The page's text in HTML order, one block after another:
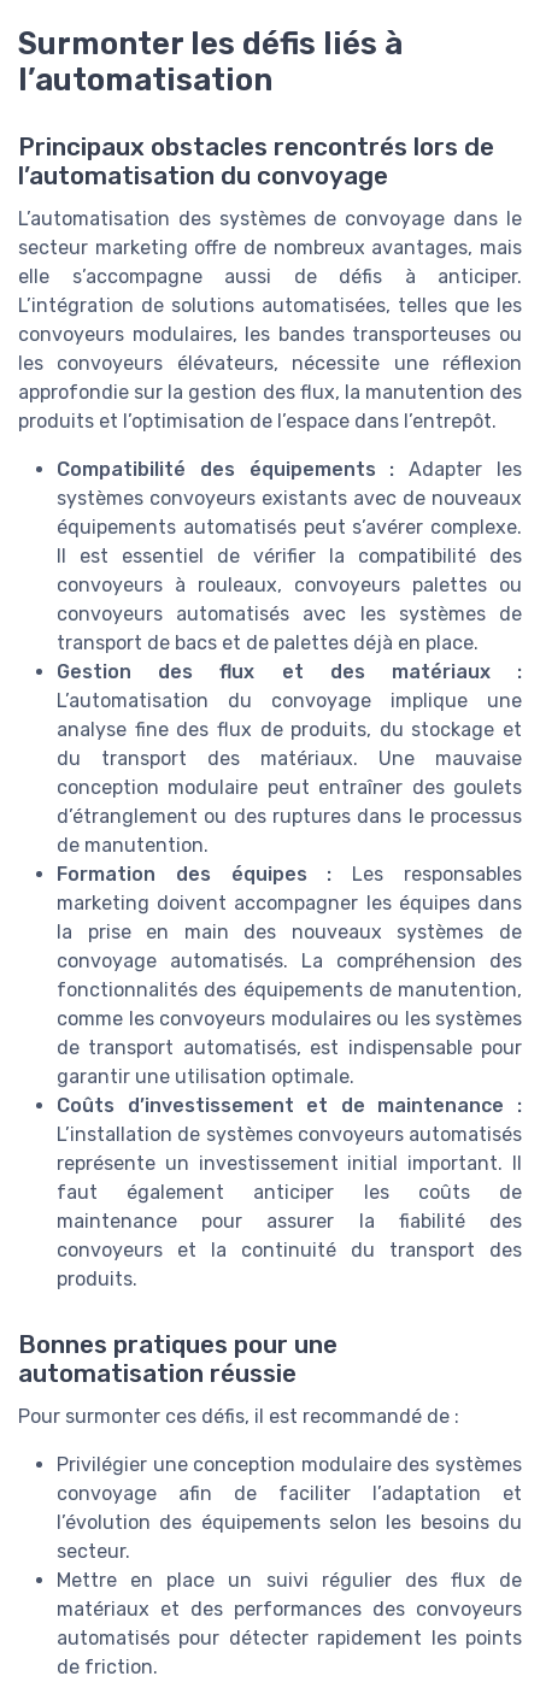
Surmonter les défis liés à
l’automatisation
Principaux obstacles rencontrés lors de
l’automatisation du convoyage
L’automatisation des systèmes de convoyage dans le
secteur marketing offre de nombreux avantages, mais
elle s’accompagne aussi de défis à anticiper.
L’intégration de solutions automatisées, telles que les
convoyeurs modulaires, les bandes transporteuses ou
les convoyeurs élévateurs, nécessite une réflexion
approfondie sur la gestion des flux, la manutention des
produits et l’optimisation de l’espace dans l’entrepôt.
Compatibilité des équipements : Adapter les
systèmes convoyeurs existants avec de nouveaux
équipements automatisés peut s’avérer complexe.
Il est essentiel de vérifier la compatibilité des
convoyeurs à rouleaux, convoyeurs palettes ou
convoyeurs automatisés avec les systèmes de
transport de bacs et de palettes déjà en place.
Gestion des flux et des matériaux :
L’automatisation du convoyage implique une
analyse fine des flux de produits, du stockage et
du transport des matériaux. Une mauvaise
conception modulaire peut entraîner des goulets
d’étranglement ou des ruptures dans le processus
de manutention.
Formation des équipes : Les responsables
marketing doivent accompagner les équipes dans
la prise en main des nouveaux systèmes de
convoyage automatisés. La compréhension des
fonctionnalités des équipements de manutention,
comme les convoyeurs modulaires ou les systèmes
de transport automatisés, est indispensable pour
garantir une utilisation optimale.
Coûts d’investissement et de maintenance :
L’installation de systèmes convoyeurs automatisés
représente un investissement initial important. Il
faut également anticiper les coûts de
maintenance pour assurer la fiabilité des
convoyeurs et la continuité du transport des
produits.
Bonnes pratiques pour une
automatisation réussie
Pour surmonter ces défis, il est recommandé de :
Privilégier une conception modulaire des systèmes
convoyage afin de faciliter l’adaptation et
l’évolution des équipements selon les besoins du
secteur.
Mettre en place un suivi régulier des flux de
matériaux et des performances des convoyeurs
automatisés pour détecter rapidement les points
de friction.